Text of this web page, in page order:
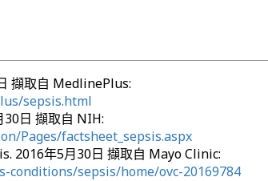
擷取自 MedlinePlus:
sepsis.html
30日 擷取自 NIH:
Pages/factsheet_sepsis.aspx
2016年5月30日 擷取自 Mayo Clinic:
conditions/sepsis/home/ovc-20169784